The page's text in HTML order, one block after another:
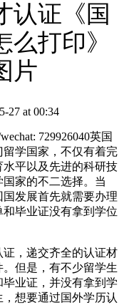
认证《国
打印》
片
27 at 00:34
729926040英国
学国家，不仅有着完
平以及先进的科研技
家的不二选择。当
发展首先就需要办理
毕业证没有拿到学位
，递交齐全的认证材
但是，有不少留学生
业证，并没有拿到学
想要通过国外学历认